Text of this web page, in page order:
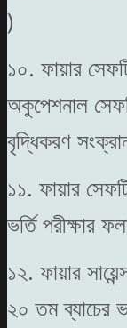
)
১০. ফায়ার
অকুপেশনাল
বৃদ্ধিকরণ
১১. ফায়ার
ভর্তি
১২. ফায়ার
২০ তম ব্যাচের